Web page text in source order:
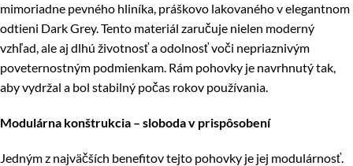
mimoriadne pevného hliníka, práškovo lakovaného v elegantnom
odtieni Dark Grey. Tento materiál zaručuje nielen moderný
vzhľad, ale aj dlhú životnosť a odolnosť voči nepriaznivým
poveternostným podmienkam. Rám pohovky je navrhnutý tak,
aby vydržal a bol stabilný počas rokov používania.
Modulárna konštrukcia – sloboda v prispôsobení
Jedným z najväčších benefitov tejto pohovky je jej modulárnosť.